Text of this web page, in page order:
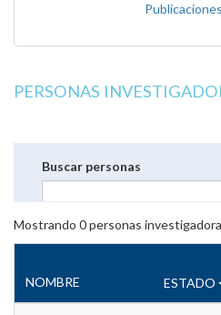
PERSONAS
Buscar personas
Mostrando 0personas
NOMBRE ESTADO